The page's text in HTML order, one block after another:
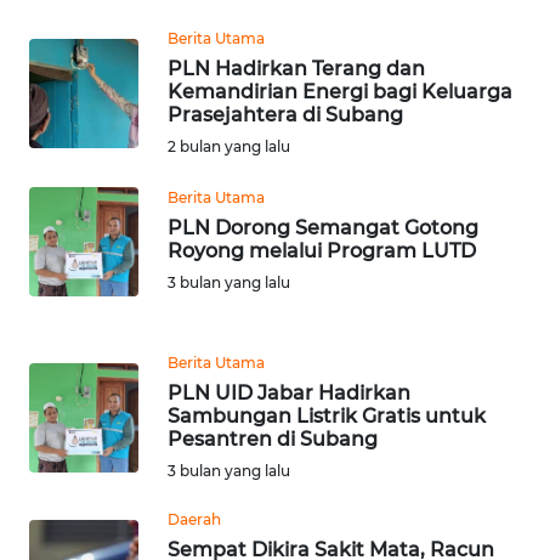
Berita Utama
PLN Hadirkan Terang dan
Kemandirian Energi bagi Keluarga
Prasejahtera di Subang
2 bulan yang lalu
Berita Utama
PLN Dorong Semangat Gotong
Royong melalui Program LUTD
3 bulan yang lalu
Berita Utama
PLN UID Jabar Hadirkan
Sambungan Listrik Gratis untuk
Pesantren di Subang
3 bulan yang lalu
Daerah
Sempat Dikira Sakit Mata, Racun
WN
BANTEN
WN
NTT
WN
KEPRI
WN
PAPUA
BARAT